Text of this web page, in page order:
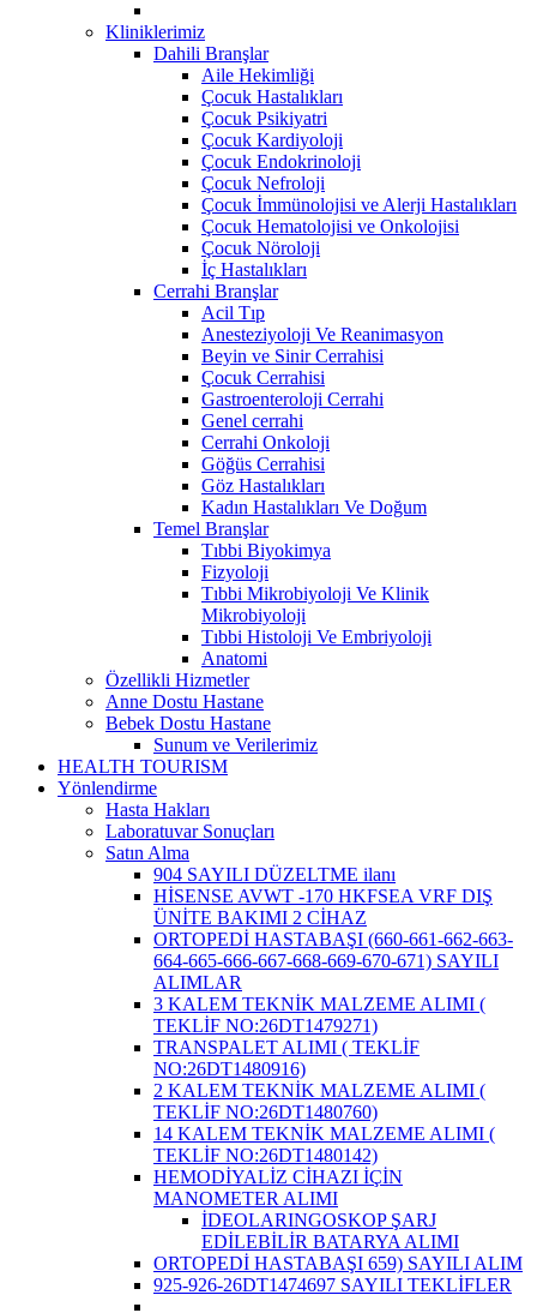
Kliniklerimiz
Dahili Branşlar
Aile Hekimliği
Çocuk Hastalıkları
Çocuk Psikiyatri
Çocuk Kardiyoloji
Çocuk Endokrinoloji
Çocuk Nefroloji
Çocuk İmmünolojisi ve Alerji Hastalıkları
Çocuk Hematolojisi ve Onkolojisi
Çocuk Nöroloji
İç Hastalıkları
Cerrahi Branşlar
Acil Tıp
Anesteziyoloji Ve Reanimasyon
Beyin ve Sinir Cerrahisi
Çocuk Cerrahisi
Gastroenteroloji Cerrahi
Genel cerrahi
Cerrahi Onkoloji
Göğüs Cerrahisi
Göz Hastalıkları
Kadın Hastalıkları Ve Doğum
Temel Branşlar
Tıbbi Biyokimya
Fizyoloji
Tıbbi Mikrobiyoloji Ve Klinik
Mikrobiyoloji
Tıbbi Histoloji Ve Embriyoloji
Anatomi
Özellikli Hizmetler
Anne Dostu Hastane
Bebek Dostu Hastane
Sunum ve Verilerimiz
HEALTH TOURISM
Yönlendirme
Hasta Hakları
Laboratuvar Sonuçları
Satın Alma
904 SAYILI DÜZELTME ilanı
HİSENSE AVWT -170 HKFSEA VRF DIŞ
ÜNİTE BAKIMI 2 CİHAZ
ORTOPEDİ HASTABAŞI (660-661-662-663-
664-665-666-667-668-669-670-671) SAYILI
ALIMLAR
3 KALEM TEKNİK MALZEME ALIMI (
TEKLİF NO:26DT1479271)
TRANSPALET ALIMI ( TEKLİF
NO:26DT1480916)
2 KALEM TEKNİK MALZEME ALIMI (
TEKLİF NO:26DT1480760)
14 KALEM TEKNİK MALZEME ALIMI (
TEKLİF NO:26DT1480142)
HEMODİYALİZ CİHAZI İÇİN
MANOMETER ALIMI
İDEOLARINGOSKOP ŞARJ
EDİLEBİLİR BATARYA ALIMI
ORTOPEDİ HASTABAŞI 659) SAYILI ALIM
925-926-26DT1474697 SAYILI TEKLİFLER